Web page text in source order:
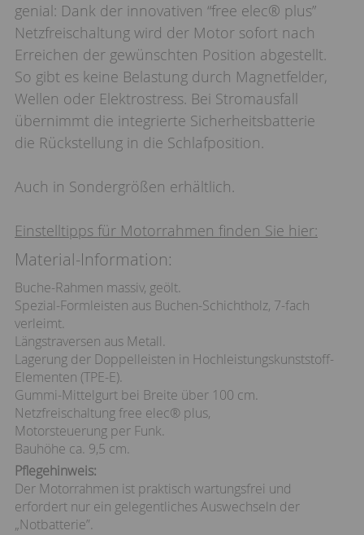
genial: Dank der innovativen “free elec® plus”
Netzfreischaltung wird der Motor sofort nach
Erreichen der gewünschten Position abgestellt.
So gibt es keine Belastung durch Magnetfelder,
Wellen oder Elektrostress. Bei Stromausfall
übernimmt die integrierte Sicherheitsbatterie
die Rückstellung in die Schlafposition.
Auch in Sondergrößen erhältlich.
Einstelltipps für Motorrahmen finden Sie hier:
Material-Information:
Buche-Rahmen massiv, geölt.
Spezial-Formleisten aus Buchen-Schichtholz, 7-fach
verleimt.
Längstraversen aus Metall.
Lagerung der Doppelleisten in Hochleistungskunststoff-
Elementen (TPE-E).
Gummi-Mittelgurt bei Breite über 100 cm.
Netzfreischaltung free elec® plus,
Motorsteuerung per Funk.
Bauhöhe ca. 9,5 cm.
Pflegehinweis:
Der Motorrahmen ist praktisch wartungsfrei und
erfordert nur ein gelegentliches Auswechseln der
„Notbatterie”.